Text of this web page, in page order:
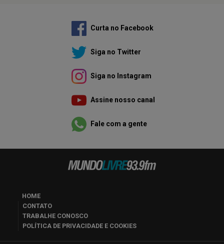
Curta no Facebook
Siga no Twitter
Siga no Instagram
Assine nosso canal
Fale com a gente
HOME
CONTATO
TRABALHE CONOSCO
POLÍTICA DE PRIVACIDADE E COOKIES